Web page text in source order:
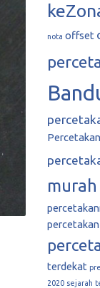
nota offset
terdekat
2020 sejarah